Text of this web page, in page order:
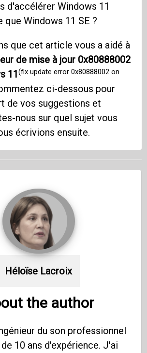
d'accélérer Windows 11
que Windows 11 SE ?
que cet article vous a aidé à
de mise à jour 0x80888002
11(fix update error 0x80888002 on
ci-dessous pour
de vos suggestions et
nous sur quel sujet vous
écrivions ensuite.
Héloïse Lacroix
the author
du son professionnel
10 ans d'expérience. J'ai